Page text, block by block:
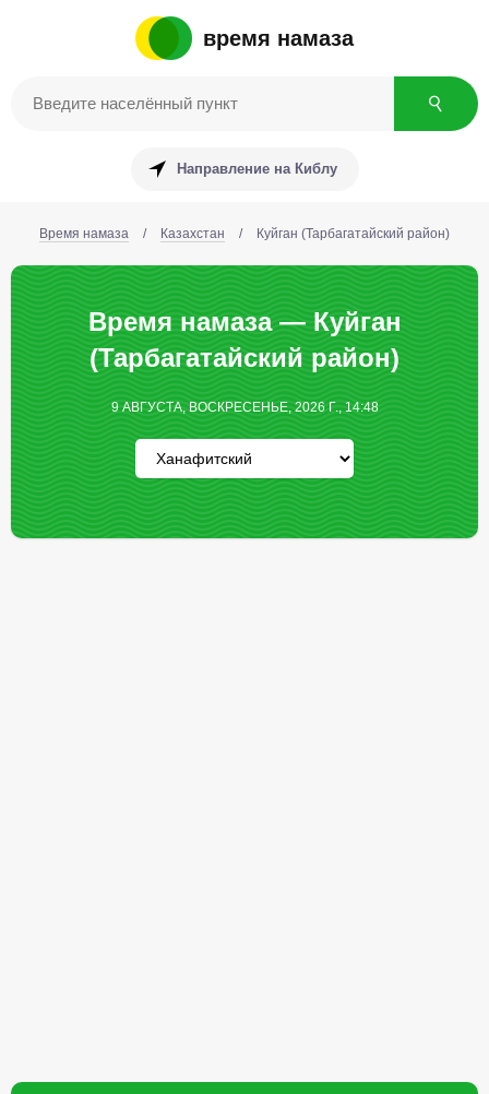
время намаза
Направление на Киблу
Время намаза / Казахстан / Куйган (Тарбагатайский район)
Время намаза — Куйган
(Тарбагатайский район)
9 АВГУСТА, ВОСКРЕСЕНЬЕ, 2026 Г., 14:48